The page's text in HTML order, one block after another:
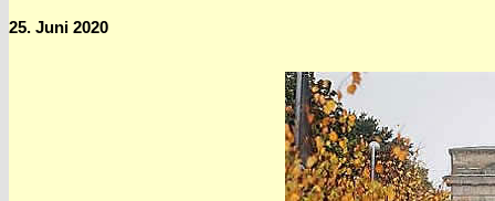
25. Juni 2020